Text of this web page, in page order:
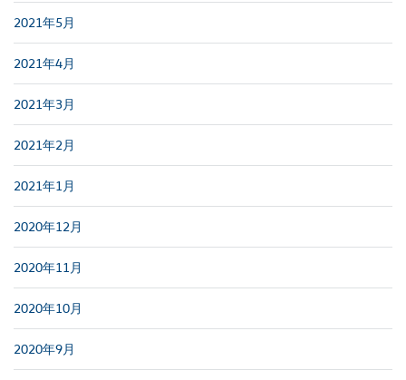
2021年5月
2021年4月
2021年3月
2021年2月
2021年1月
2020年12月
2020年11月
2020年10月
2020年9月